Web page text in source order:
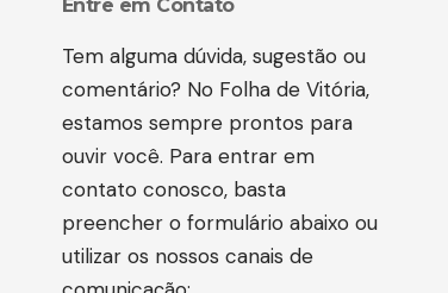
Entre em Contato
Tem alguma dúvida, sugestão ou
comentário? No Folha de Vitória,
estamos sempre prontos para
ouvir você. Para entrar em
contato conosco, basta
preencher o formulário abaixo ou
utilizar os nossos canais de